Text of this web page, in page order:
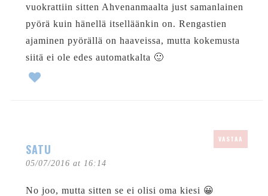
vuokrattiin sitten Ahvenanmaalta just samanlainen
pyörä kuin hänellä itselläänkin on. Rengastien
ajaminen pyörällä on haaveissa, mutta kokemusta
siitä ei ole edes automatkalta 🙂
SATU
05/07/2016 at 16:14
VASTAA
No joo, mutta sitten se ei olisi oma kiesi 😀